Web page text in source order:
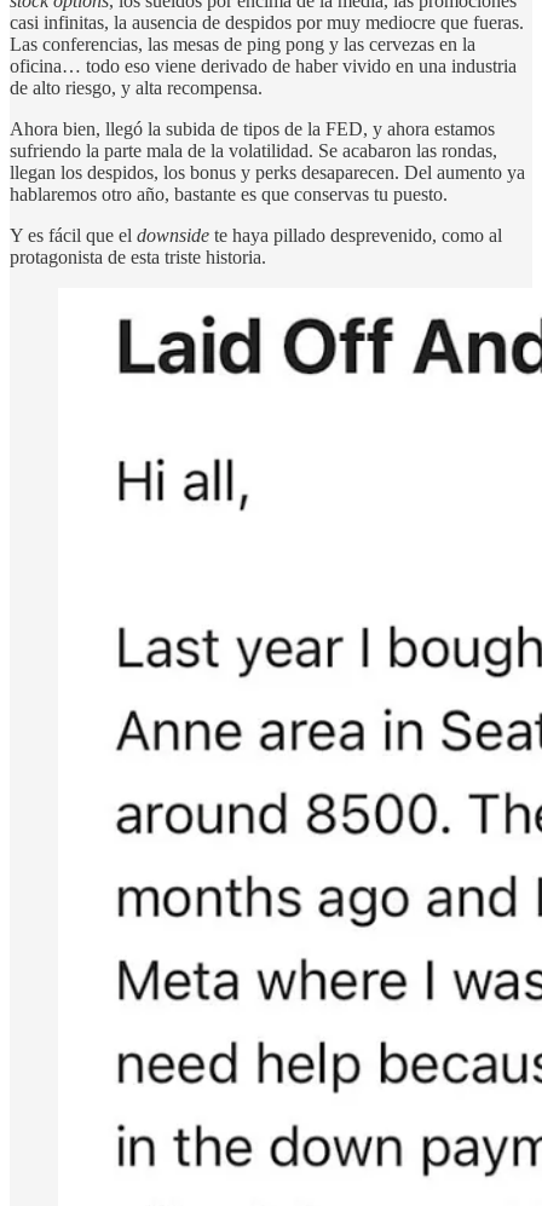
casi infinitas, la ausencia de despidos por muy mediocre que fueras.
Las conferencias, las mesas de ping pong y las cervezas en la
oficina… todo eso viene derivado de haber vivido en una industria
de alto riesgo, y alta recompensa.
Ahora bien, llegó la subida de tipos de la FED, y ahora estamos
sufriendo la parte mala de la volatilidad. Se acabaron las rondas,
llegan los despidos, los bonus y perks desaparecen. Del aumento ya
hablaremos otro año, bastante es que conservas tu puesto.
Y es fácil que el downside te haya pillado desprevenido, como al
protagonista de esta triste historia.